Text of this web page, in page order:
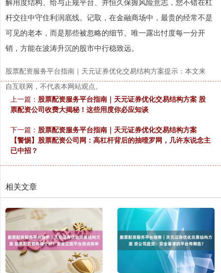
杆交往中守住利润底线。记取，在金融商场中，最贵的经常不是
可见的老本，而是那些被忽略的细节。唯一露出忖度每一分开
销，方能在波涛升沉的股市中行稳致远。
股票配资服务平台指南｜天元证券优化交易结构方案提示：本文来
自互联网，不代表本网站观点。
上一篇： 股票配资服务平台指南｜天元证券优化交易结构方案 股
票配资公司收费大揭秘！这些用度你必应知谈
下一篇： 股票配资服务平台指南｜天元证券优化交易结构方案
【警惕】股票配资公司网：高杠杆背后的抽噎罗网，几许东说念主
已中招？
相关文章